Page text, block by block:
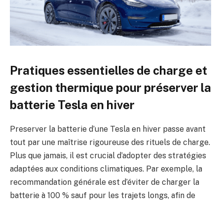
Pratiques essentielles de charge et
gestion thermique pour préserver la
batterie Tesla en hiver
Preserver la batterie d’une Tesla en hiver passe avant
tout par une maîtrise rigoureuse des rituels de charge.
Plus que jamais, il est crucial d’adopter des stratégies
adaptées aux conditions climatiques. Par exemple, la
recommandation générale est d’éviter de charger la
batterie à 100 % sauf pour les trajets longs, afin de